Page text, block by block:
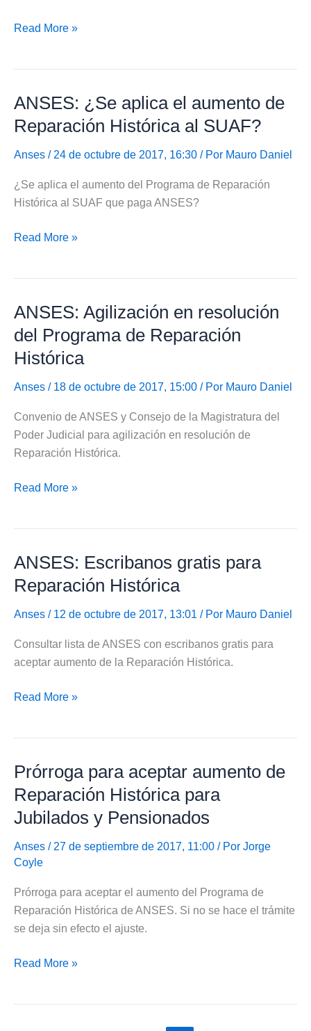
¿Como
del
Programa
de
Reparación
Read More »
ANSES: ¿Se aplica el aumento de
Reparación Histórica al SUAF?
Anses / 24 de octubre de 2017, 16:30 / Por Mauro Daniel
¿Se aplica el aumento del Programa de Reparación
Histórica al SUAF que paga ANSES?
ANSES:
aumento
de
Reparación
Histórica
al
Read More »
ANSES: Agilización en resolución
del Programa de Reparación
Histórica
Anses / 18 de octubre de 2017, 15:00 / Por Mauro Daniel
Convenio de ANSES y Consejo de la Magistratura del
Poder Judicial para agilización en resolución de
Reparación Histórica.
ANSES:
del
Programa
de
Reparación
Read More »
ANSES: Escribanos gratis para
Reparación Histórica
Anses / 12 de octubre de 2017, 13:01 / Por Mauro Daniel
Consultar lista de ANSES con escribanos gratis para
aceptar aumento de la Reparación Histórica.
ANSES:
Reparación
Histórica
Read More »
Prórroga para aceptar aumento de
Reparación Histórica para
Jubilados y Pensionados
Anses / 27 de septiembre de 2017, 11:00 / Por Jorge
Coyle
Prórroga para aceptar el aumento del Programa de
Reparación Histórica de ANSES. Si no se hace el trámite
se deja sin efecto el ajuste.
Prórroga
Read More »